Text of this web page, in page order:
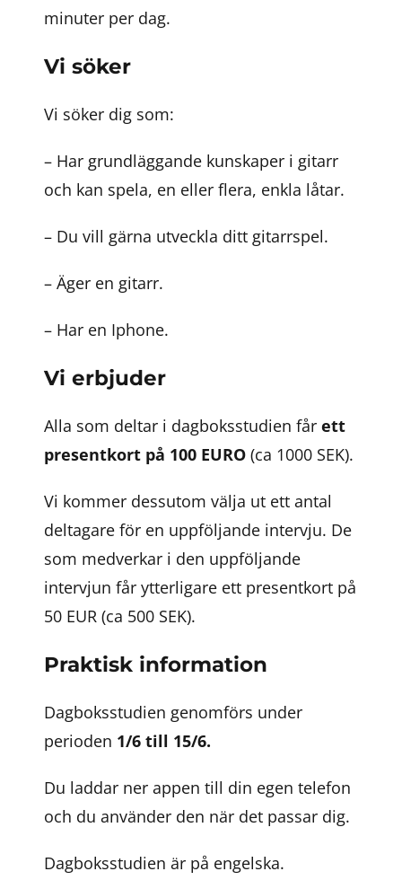
minuter per dag.
Vi söker
Vi söker dig som:
– Har grundläggande kunskaper i gitarr
och kan spela, en eller flera, enkla låtar.
– Du vill gärna utveckla ditt gitarrspel.
– Äger en gitarr.
– Har en Iphone.
Vi erbjuder
Alla som deltar i dagboksstudien fårett
presentkort på 100 EURO (ca 1000 SEK).
Vi kommer dessutom välja ut ett antal
deltagare för en uppföljande intervju. De
som medverkar i den uppföljande
intervjun får ytterligare ett presentkort på
50 EUR (ca 500 SEK).
Praktisk information
Dagboksstudien genomförs under
perioden 1/6 till 15/6.
Du laddar ner appen till din egen telefon
och du använder den när det passar dig.
Dagboksstudien är på engelska.